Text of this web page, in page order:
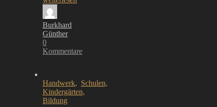
Burkhard
Günther
0
Kommentare
Handwerk, Schulen,
Kindergärten,
Bildung